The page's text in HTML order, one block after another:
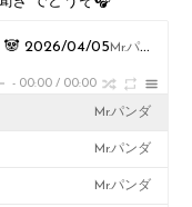
🐼 2026/04/05Mr.パンダ
- 00:00 / 00:00
Mr.パンダ
Mr.パンダ
Mr.パンダ